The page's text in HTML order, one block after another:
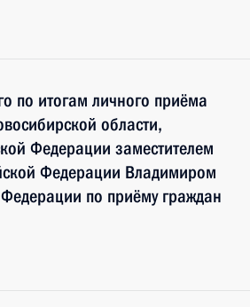
по итогам личного приёма
области,
Федерации заместителем
Федерации Владимиром
по приёму граждан